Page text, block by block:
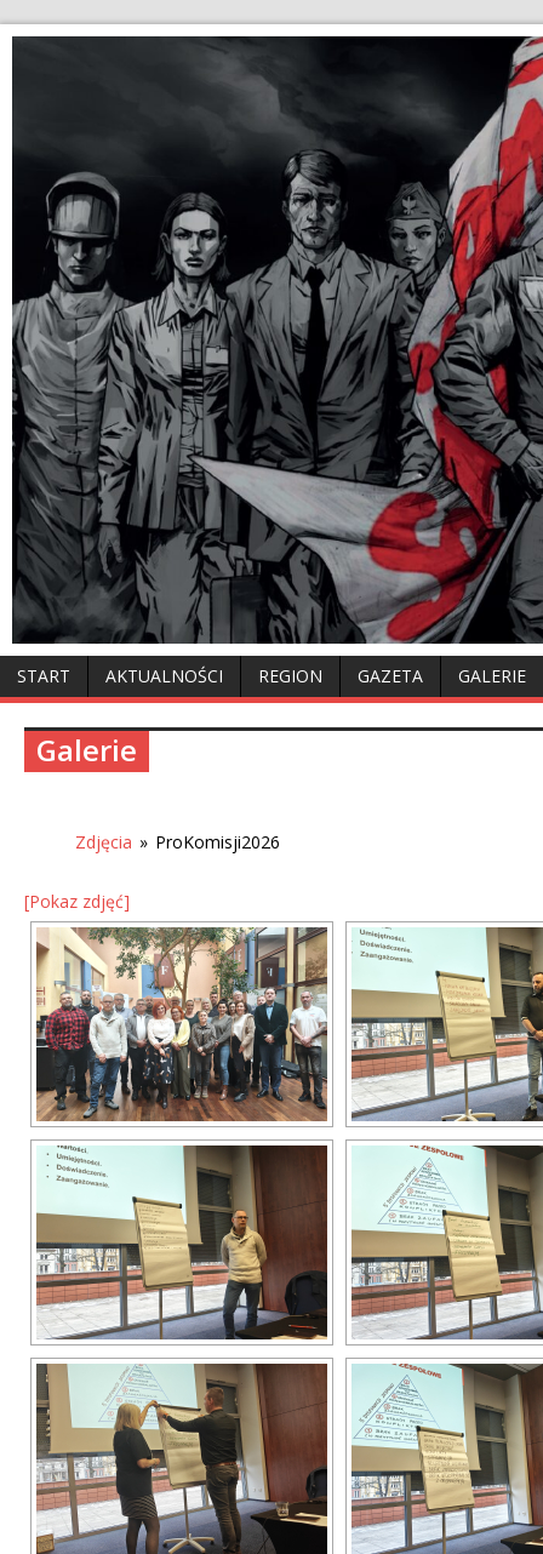
START AKTUALNOŚCI REGION GAZETA GALERIE
Galerie
Zdjęcia » ProKomisji2026
[Pokaz zdjęć]